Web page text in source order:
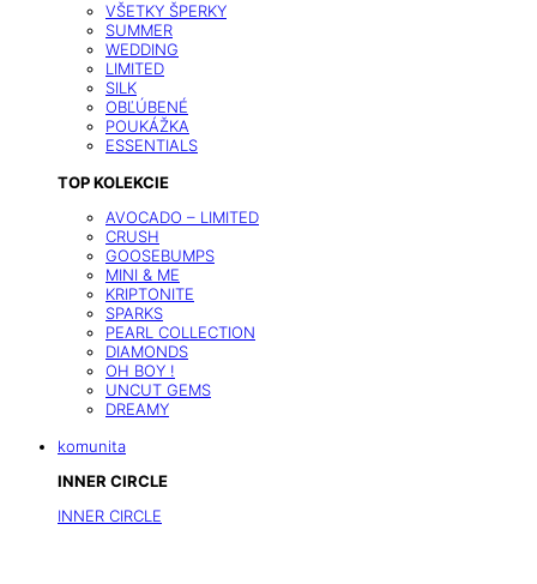
VŠETKY ŠPERKY
SUMMER
WEDDING
LIMITED
SILK
OBĽÚBENÉ
POUKÁŽKA
ESSENTIALS
TOP KOLEKCIE
AVOCADO – LIMITED
CRUSH
GOOSEBUMPS
MINI & ME
KRIPTONITE
SPARKS
PEARL COLLECTION
DIAMONDS
OH BOY !
UNCUT GEMS
DREAMY
komunita
INNER CIRCLE
INNER CIRCLE